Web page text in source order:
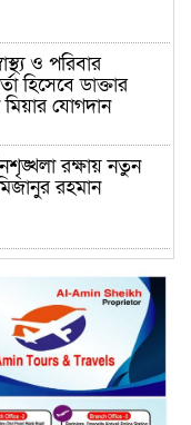
ও পরিবার
হিসেবে ডাক্তার
যোগদান
রক্ষায় নতুন
রহমান
জেলা প্রশাসক
ভূমি মন্ত্রণালয়ে
সেক্রেটারি রফিকের
অসন্তোষের তথ্য
থানার সাজানো